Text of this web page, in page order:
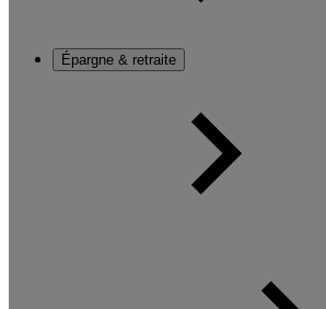
Épargne & retraite